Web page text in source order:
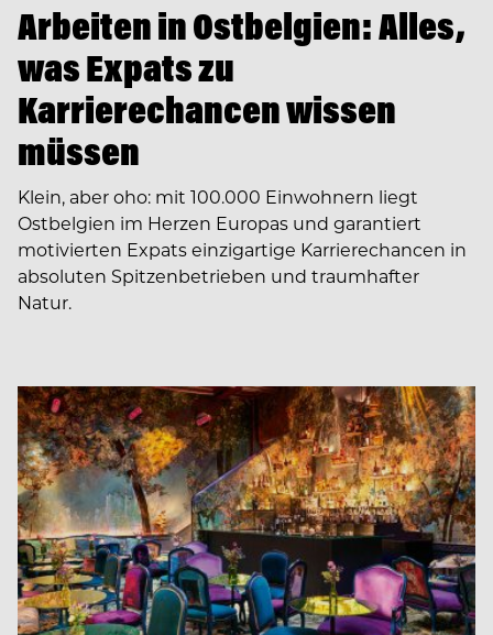
Arbeiten in Ostbelgien: Alles,
was Expats zu
Karrierechancen wissen
müssen
Klein, aber oho: mit 100.000 Einwohnern liegt
Ostbelgien im Herzen Europas und garantiert
motivierten Expats einzigartige Karrierechancen in
absoluten Spitzenbetrieben und traumhafter
Natur.